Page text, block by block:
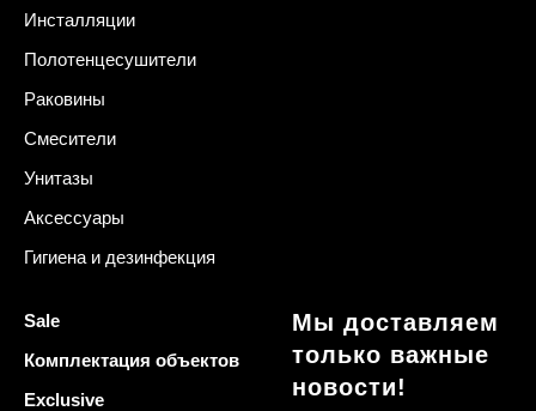
Инсталляции
Полотенцесушители
Раковины
Смесители
Унитазы
Аксессуары
Гигиена и дезинфекция
Sale
Комплектация объектов
Exclusive
Мы доставляем
только важные
новости!